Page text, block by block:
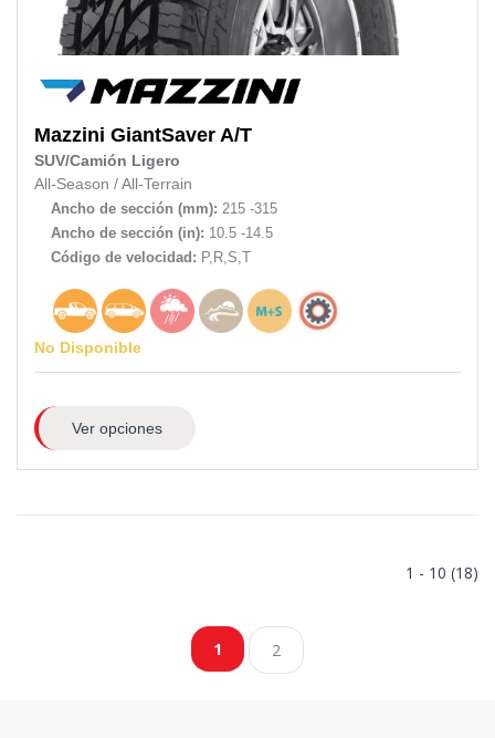
Mazzini GiantSaver A/T
SUV/Camión Ligero
All-Season / All-Terrain
Ancho de sección (mm): 215 -315
Ancho de sección (in): 10.5 -14.5
Código de velocidad: P,R,S,T
No Disponible
Ver opciones
1 - 10 (18)
1 2